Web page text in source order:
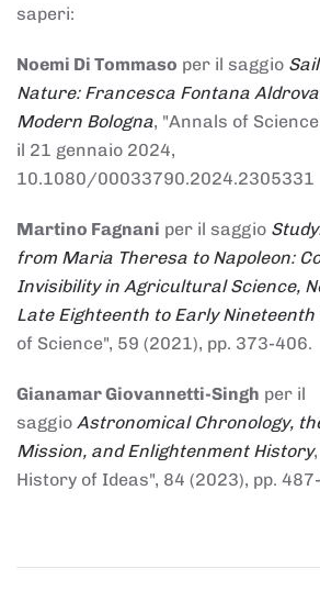
saperi:
Noemi Di Tommaso per il saggio
Nature: Francesca Fontana
Modern Bologna, "Annals of
il 21 gennaio 2024,
10.1080/00033790.2024.2305331
Martino Fagnani per il saggio
from Maria Theresa to Napoleon:
Invisibility in Agricultural Science,
Late Eighteenth to Early
of Science", 59 (2021), pp. 373-406.
Gianamar Giovannetti-Singh per il
saggio Astronomical Chronology,
Mission, and Enlightenment History
History of Ideas", 84 (2023), pp.